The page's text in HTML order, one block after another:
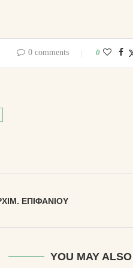
0 comments 0
ΕΠΙΦΑΝΊΟΥ
YOU MAY